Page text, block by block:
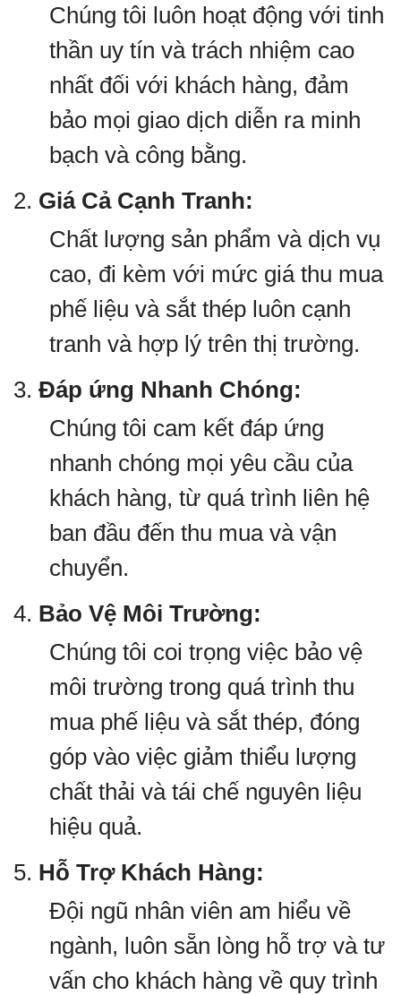
Chúng tôi luôn hoạt động với tinh
thần uy tín và trách nhiệm cao
nhất đối với khách hàng, đảm
bảo mọi giao dịch diễn ra minh
bạch và công bằng.
2. Giá Cả Cạnh Tranh:
Chất lượng sản phẩm và dịch vụ
cao, đi kèm với mức giá thu mua
phế liệu và sắt thép luôn cạnh
tranh và hợp lý trên thị trường.
3. Đáp ứng Nhanh Chóng:
Chúng tôi cam kết đáp ứng
nhanh chóng mọi yêu cầu của
khách hàng, từ quá trình liên hệ
ban đầu đến thu mua và vận
chuyển.
4. Bảo Vệ Môi Trường:
Chúng tôi coi trọng việc bảo vệ
môi trường trong quá trình thu
mua phế liệu và sắt thép, đóng
góp vào việc giảm thiểu lượng
chất thải và tái chế nguyên liệu
hiệu quả.
5. Hỗ Trợ Khách Hàng:
Đội ngũ nhân viên am hiểu về
ngành, luôn sẵn lòng hỗ trợ và tư
vấn cho khách hàng về quy trình